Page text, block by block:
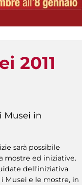
2011
Musei in
sarà possibile
mostre ed iniziative.
dell'iniziativa
Musei e le mostre, in